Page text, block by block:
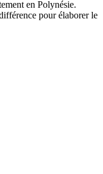
en Polynésie.
pour élaborer le